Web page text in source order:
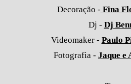
Decoração - Fina
Dj - Dj
Videomaker - Paulo
Fotografia - Jaque e